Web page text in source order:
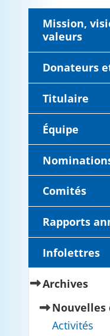
Mission,
valeurs
Donateurs
Titulaire
Équipe
Comités
Rapports
Infolettres
Archives
Nouvelles
Activités